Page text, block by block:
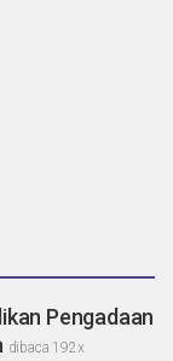
Pengadaan
dibaca 192x